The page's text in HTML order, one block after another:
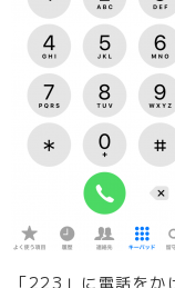
「223」に電話をか